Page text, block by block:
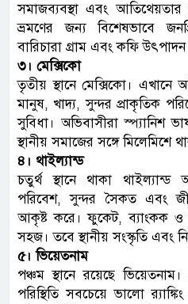
সমাজব্যবস্থা এবং
ভ্রমণের জন্য বিশেষভাবে
বারিচারা গ্রাম এবং কফি
৩। মেক্সিকো
তৃতীয় স্থানে মেক্সিকো। এখানে
মানুষ, খাদ্য, সুন্দর প্রাকৃতিক
সুবিধা। অভিবাসীরা স্প্যানিশ
স্থানীয় সমাজের সঙ্গে মিলেমিশে
৪। থাইল্যান্ড
চতুর্থ স্থানে থাকা থাইল্যান্ড
পরিবেশ, সুন্দর সৈকত এবং
আকৃষ্ট করে। ফুকেট, ব্যাংকক ও
সহজ। তবে স্থানীয় সংস্কৃতি এবং
৫। ভিয়েতনাম
পঞ্চম স্থানে রয়েছে
পরিস্থিতি সবচেয়ে ভালো